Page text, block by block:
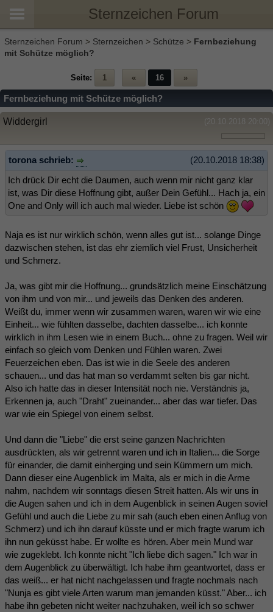
Sternzeichen Forum
Sternzeichen Forum > Sternzeichen > Schütze > Fernbeziehung
mit Schütze möglich?
Seite: 1 « 16 »
Fernbeziehung mit Schütze möglich?
(20.10.2018 20:00)
Widdergirl
(20.10.2018 18:38)
torona schrieb:
Ich drück Dir echt die Daumen, auch wenn mir nicht ganz klar
ist, was Dir diese Hoffnung gibt, außer Dein Gefühl... Hach ja, ein
One and Only will ich auch mal wieder. Liebe ist schön
Naja es ist nur wirklich schön, wenn alles gut ist... solange Dinge
dazwischen stehen, ist das ehr ziemlich viel Frust, Unsicherheit
und Schmerz.
Ja, was gibt mir die Hoffnung... grundsätzlich meine Einschätzung
von ihm und von mir... und jeweils das Denken des anderen.
Weißt du, immer wenn wir zusammen waren, waren wir wie eine
Einheit... wie fühlten dasselbe, dachten dasselbe... ich konnte
wirklich in ihm Lesen wie in einem Buch... ohne zu fragen. Weil wir
einfach so gleich vom Denken und Fühlen waren. Zwei
Feuerzeichen eben. Das ist wie in die Seele des anderen
schauen... und das hat man so verdammt selten bis gar nicht.
Also ich hatte das in dieser Intensität noch nie. Verständnis ja,
Erkennen ja, auch "Draht" zueinander... aber das war tiefer. Das
war wie ein Spiegel von einem selbst.
Und dann die "Liebe" die erst seine ganzen Nachrichten
ausdrückten, als wir getrennt waren und ich in Italien... die Sorge
für einander, die damit einherging und sein Kümmern um mich.
Dann dieser eine Augenblick im Malta, als er mich in die Arme
nahm, nachdem wir sonntags diesen Streit hatten. Als wir uns in
die Augen sahen und ich in dem Augenblick in seinen Augen soviel
Gefühl und auch die Liebe zu mir sah (auch eben einen Anflug von
Schmerz) und ich ihn darauf küsste und er mich fragte warum ich
ihn nun geküsst habe. Er wollte es hören. Aber mein Mund war
wie zugeklebt. Ich konnte nicht "Ich liebe dich sagen." Ich war in
dem Augenblick zu überwältigt. Ich habe ihm geantwortet, dass er
das weiß... er hat nicht nachgelassen und fragte nochmals nach
"Nunja es gibt viele Arten warum man jemanden küsst." Aber... ich
habe ihn gebeten nicht weiter nachzuhaken, weil ich so schwer